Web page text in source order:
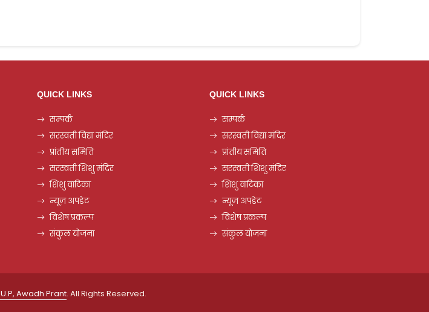
QUICK LINKS
सम्पर्क
सरस्वती विद्या मंदिर
प्रांतीय समिति
सरस्वती शिशु मंदिर
शिशु वाटिका
न्यूज़ अपडेट
विशेष प्रकल्प
संकुल योजना
QUICK LINKS
सम्पर्क
सरस्वती विद्या मंदिर
प्रांतीय समिति
सरस्वती शिशु मंदिर
शिशु वाटिका
न्यूज़ अपडेट
विशेष प्रकल्प
संकुल योजना
Awadh Prant. All Rights Reserved.